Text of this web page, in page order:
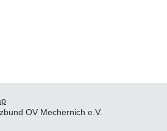
OV Mechernich e.V.